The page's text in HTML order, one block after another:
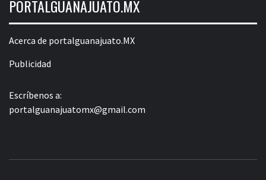
PORTALGUANAJUATO.MX
Acerca de portalguanajuato.MX
Publicidad
Escríbenos a:
portalguanajuatomx@gmail.com